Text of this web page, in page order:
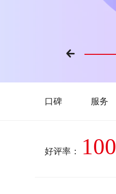
口碑 服务
好评率： 100